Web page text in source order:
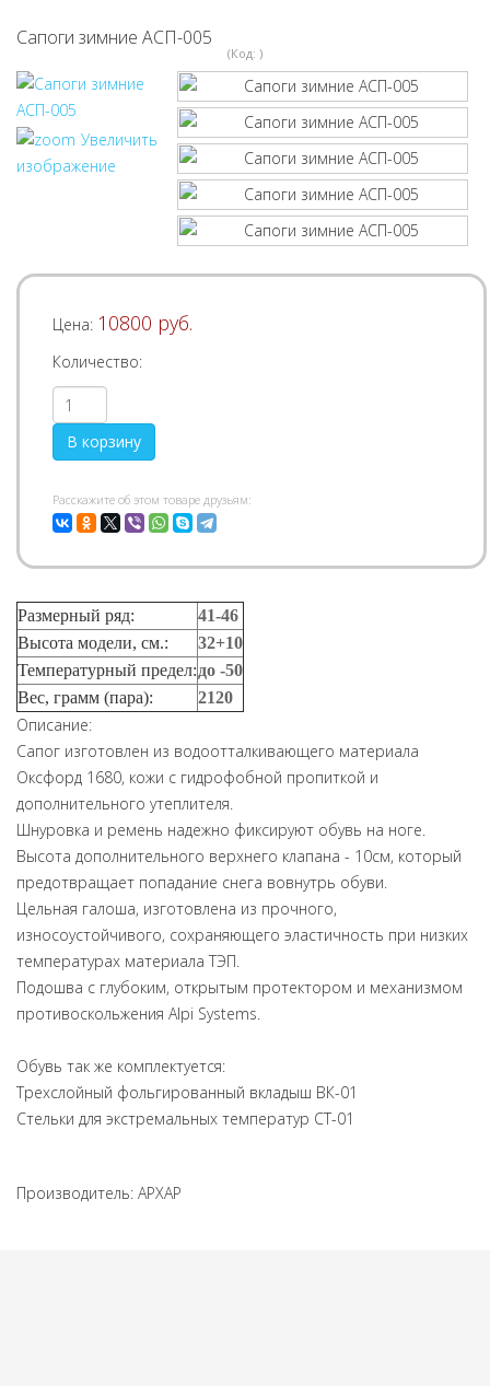
Сапоги зимние АСП-005
(Код: )
Увеличить
изображение
Цена: 10800 руб.
Количество:
Pасскажите об этом товаре друзьям:
Размерный ряд:
41-46
Высота модели, см.:
32+10
Температурный предел:до -50
Вес, грамм (пара):
2120
Описание:
Сапог изготовлен из водоотталкивающего материала
Оксфорд 1680, кожи с гидрофобной пропиткой и
дополнительного утеплителя.
Шнуровка и ремень надежно фиксируют обувь на ноге.
Высота дополнительного верхнего клапана - 10см, который
предотвращает попадание снега вовнутрь обуви.
Цельная галоша, изготовлена из прочного,
износоустойчивого, сохраняющего эластичность при низких
температурах материала ТЭП.
Подошва с глубоким, открытым протектором и механизмом
противоскольжения Alpi Systems.
Обувь так же комплектуется:
Трехслойный фольгированный вкладыш ВК-01
Стельки для экстремальных температур СТ-01
Производитель: АРХАР